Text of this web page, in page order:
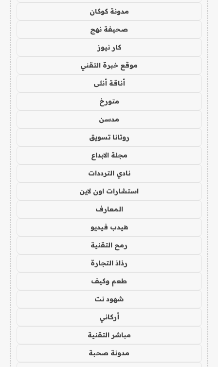
مدونة كوكان
صحيفة نهج
كار نيوز
موقع خبرة التقني
أناقة أنثى
متورخ
مدسن
روتانا تسويق
مجلة الابداع
نادي الترددات
استشارات اون لاين
المعارف
هيدب فيديو
رمح التقنية
رذاذ التجارة
طعم وكيف
شهود نت
أركاني
مباشر التقنية
مدونة صحبة